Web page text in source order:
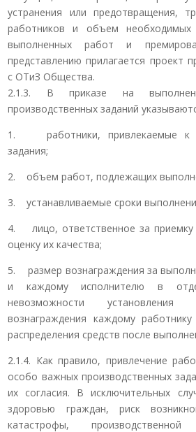
устранения или предотвращения,
работников и объем
выполненных работ и
представлению прилагается проект
с ОТиЗ Общества.
2.1.3. В приказе на
производственных заданий
1. работники, привлекаемые к
задания;
2. объем работ, подлежащих
3. устанавливаемые сроки
4. лицо, ответственное за
оценку их качества;
5. размер вознаграждения за
и каждому исполнителю в
невозможности установления
вознаграждения каждому
распределения средств после
2.1.4. Как правило, привлечение
особо важных производственных
их согласия. В исключительных
здоровью граждан, риск
катастрофы,